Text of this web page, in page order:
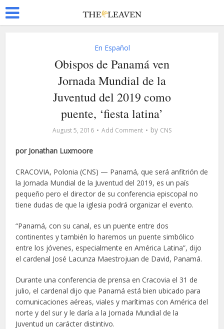
En Español
Obispos de Panamá ven
Jornada Mundial de la
Juventud del 2019 como
puente, ‘fiesta latina’
August 5, 2016 Add Comment by CNS
por Jonathan Luxmoore
CRACOVIA, Polonia (CNS) — Panamá, que será anfitrión de
la Jornada Mundial de la Juventud del 2019, es un país
pequeño pero el director de su conferencia episcopal no
tiene dudas de que la iglesia podrá organizar el evento.
“Panamá, con su canal, es un puente entre dos
continentes y también lo haremos un puente simbólico
entre los jóvenes, especialmente en América Latina”, dijo
el cardenal José Lacunza Maestrojuan de David, Panamá.
Durante una conferencia de prensa en Cracovia el 31 de
julio, el cardenal dijo que Panamá está bien ubicado para
comunicaciones aéreas, viales y marítimas con América del
norte y del sur y le daría a la Jornada Mundial de la
Juventud un carácter distintivo.